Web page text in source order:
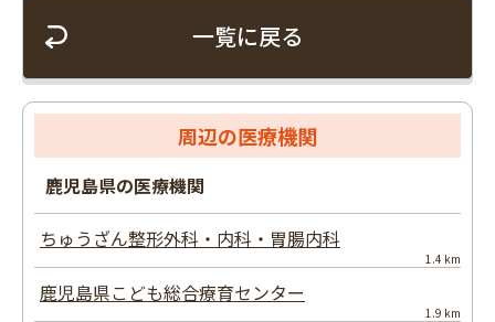
一覧に戻る
周辺の医療機関
鹿児島県の医療機関
ちゅうざん整形外科・内科・胃腸内科
1.4 km
鹿児島県こども総合療育センター
1.9 km